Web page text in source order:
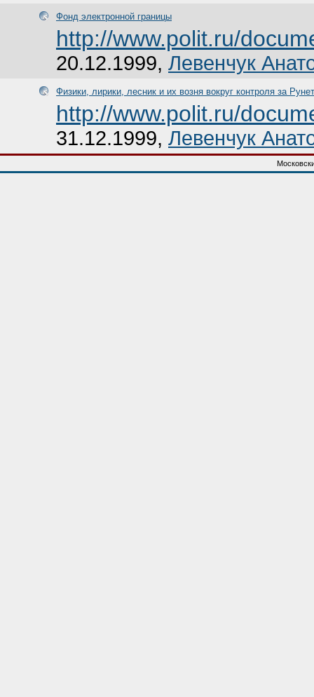
Фонд электронной границы
http://www.polit.ru/
20.12.1999, Левенчук
Физики, лирики, лесник и их возня вокруг контроля за
http://www.polit.ru/
31.12.1999, Левенчук